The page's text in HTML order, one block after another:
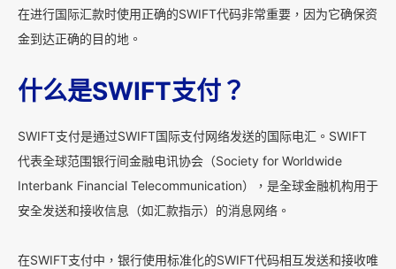
在进行国际汇款时使用正确的SWIFT代码非常重要，因为它确保资
金到达正确的目的地。
什么是SWIFT支付？
SWIFT支付是通过SWIFT国际支付网络发送的国际电汇。SWIFT
代表全球范围银行间金融电讯协会（Society for Worldwide
Interbank Financial Telecommunication），是全球金融机构用于
安全发送和接收信息（如汇款指示）的消息网络。
在SWIFT支付中，银行使用标准化的SWIFT代码相互发送和接收唯